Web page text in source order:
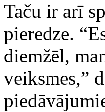
Taču ir arī
pieredze.
diemžēl,
veiksmes,”